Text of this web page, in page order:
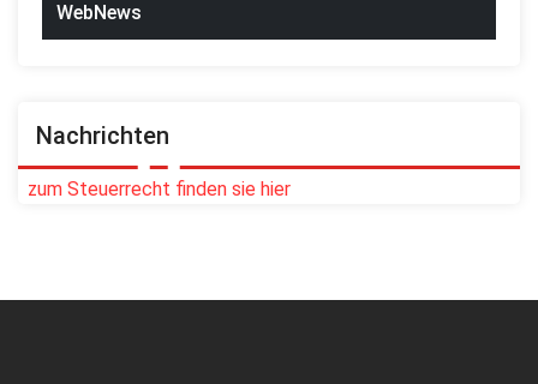
WebNews
Nachrichten
zum Steuerrecht finden sie hier